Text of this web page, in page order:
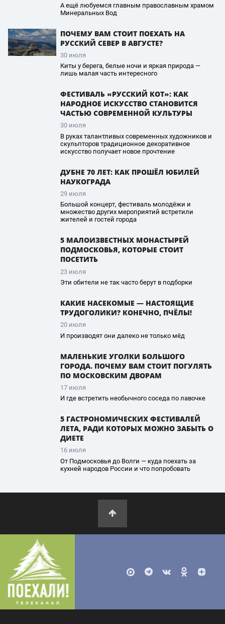
А ещё любуемся главным православным храмом
Минеральных Вод
ПОЧЕМУ ВАМ СТОИТ ПОЕХАТЬ НА
РУССКИЙ СЕВЕР В АВГУСТЕ?
30 июля
Киты у берега, белые ночи и яркая природа —
лишь малая часть интересного
ФЕСТИВАЛЬ «РУССКИЙ КОТ»: КАК
НАРОДНОЕ ИСКУССТВО СТАНОВИТСЯ
ЧАСТЬЮ СОВРЕМЕННОЙ КУЛЬТУРЫ
30 июля
В руках талантливых современных художников и
скульпторов традиционное декоративное
искусство получает новое прочтение
ДУБНЕ 70 ЛЕТ: КАК ПРОШЁЛ ЮБИЛЕЙ
НАУКОГРАДА
29 июля
Большой концерт, фестиваль молодёжи и
множество других мероприятий встретили
жителей и гостей города
5 МАЛОИЗВЕСТНЫХ МОНАСТЫРЕЙ
ПОДМОСКОВЬЯ, КОТОРЫЕ СТОИТ
ПОСЕТИТЬ
23 июля
Эти обители не так часто берут в подборки
КАКИЕ НАСЕКОМЫЕ — НАСТОЯЩИЕ
ТРУДОГОЛИКИ? КОНЕЧНО, ПЧЁЛЫ!
20 июля
И производят они далеко не только мёд
МАЛЕНЬКИЕ УГОЛКИ БОЛЬШОГО
ГОРОДА. ПОЧЕМУ ВАМ СТОИТ ПОГУЛЯТЬ
ПО МОСКОВСКИМ ДВОРАМ
17 июля
И где встретить необычного соседа по лавочке
5 ГАСТРОНОМИЧЕСКИХ ФЕСТИВАЛЕЙ
ЛЕТА, РАДИ КОТОРЫХ МОЖНО ЗАБЫТЬ О
ДИЕТЕ
16 июля
От Подмосковья до Волги — куда поехать за
кухней народов России и что попробовать